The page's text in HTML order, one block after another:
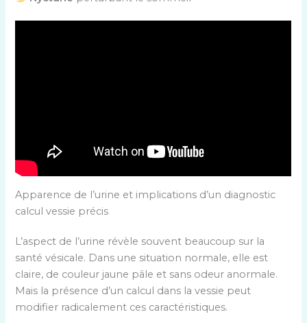
Apparence de l’urine et implications d’un diagnostic
calcul vessie précis
L’aspect de l’urine révèle souvent beaucoup sur la
santé vésicale. Dans une situation normale, elle est
claire, de couleur jaune pâle et sans odeur anormale.
Mais la présence d’un calcul dans la vessie peut
modifier radicalement ces caractéristiques.